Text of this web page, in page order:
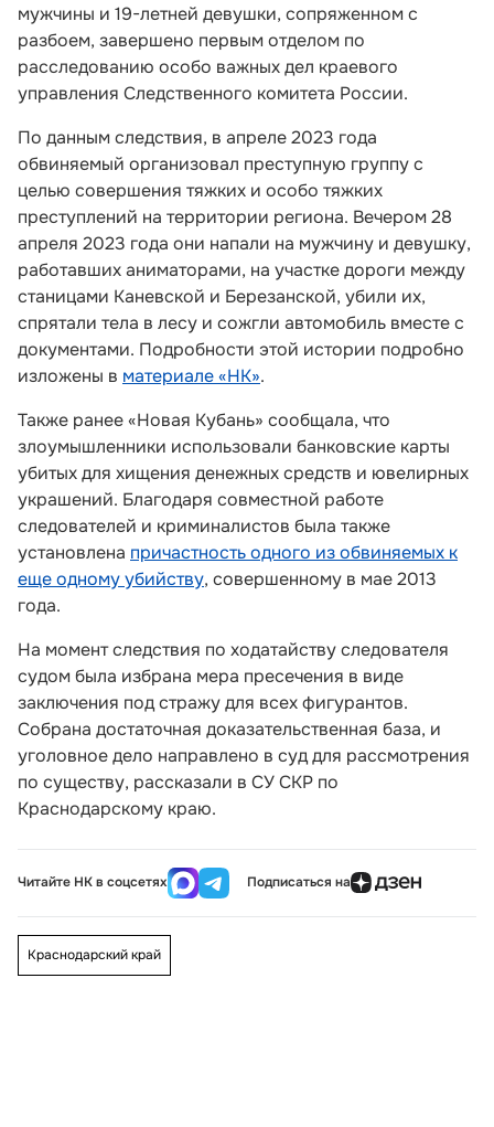
мужчины и 19-летней девушки, сопряженном с
разбоем, завершено первым отделом по
расследованию особо важных дел краевого
управления Следственного комитета России.
По данным следствия, в апреле 2023 года
обвиняемый организовал преступную группу с
целью совершения тяжких и особо тяжких
преступлений на территории региона. Вечером 28
апреля 2023 года они напали на мужчину и девушку,
работавших аниматорами, на участке дороги между
станицами Каневской и Березанской, убили их,
спрятали тела в лесу и сожгли автомобиль вместе с
документами. Подробности этой истории подробно
изложены в материале «НК».
Также ранее «Новая Кубань» сообщала, что
злоумышленники использовали банковские карты
убитых для хищения денежных средств и ювелирных
украшений. Благодаря совместной работе
следователей и криминалистов была также
установлена причастность одного из обвиняемых к
еще одному убийству, совершенному в мае 2013
года.
На момент следствия по ходатайству следователя
судом была избрана мера пресечения в виде
заключения под стражу для всех фигурантов.
Собрана достаточная доказательственная база, и
уголовное дело направлено в суд для рассмотрения
по существу, рассказали в СУ СКР по
Краснодарскому краю.
Читайте НК в соцсетях Подписаться на
Краснодарский край